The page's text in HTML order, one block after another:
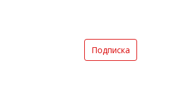
Подписка